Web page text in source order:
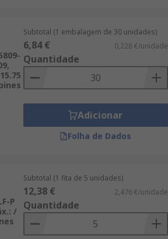
Subtotal (1 embalagem de 30 unidades)
6,84 € 0,228 €/unidade
Quantidade
Adicionar
Folha de Dados
P
/
Subtotal (1 fita de 5 unidades)
12,38 € 2,476 €/unidade
Quantidade